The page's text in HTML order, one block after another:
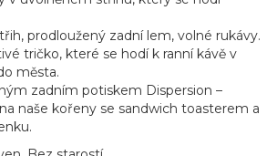
prodloužený zadní lem, volné rukávy.
tričko, které se hodí k ranní kávě v
města.
zadním potiskem Dispersion –
naše kořeny se sandwich toasterem a